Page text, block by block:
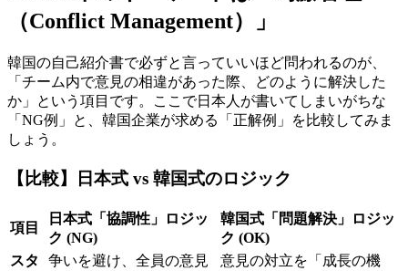
（Conflict Management）」
韓国の自己紹介書で必ずと言っていいほど問われるのが、
「チーム内で意見の相違があった際、どのように解決した
か」という項目です。ここで日本人が書いてしまいがちな
「NG例」と、韓国企業が求める「正解例」を比較してみま
しょう。
【比較】日本式 vs 韓国式のロジック
項目
日本式「協調性」ロジッ
ク (NG)
韓国式「問題解決」ロジッ
ク (OK)
スタ
争いを避け、全員の意見
意見の対立を「成長の機